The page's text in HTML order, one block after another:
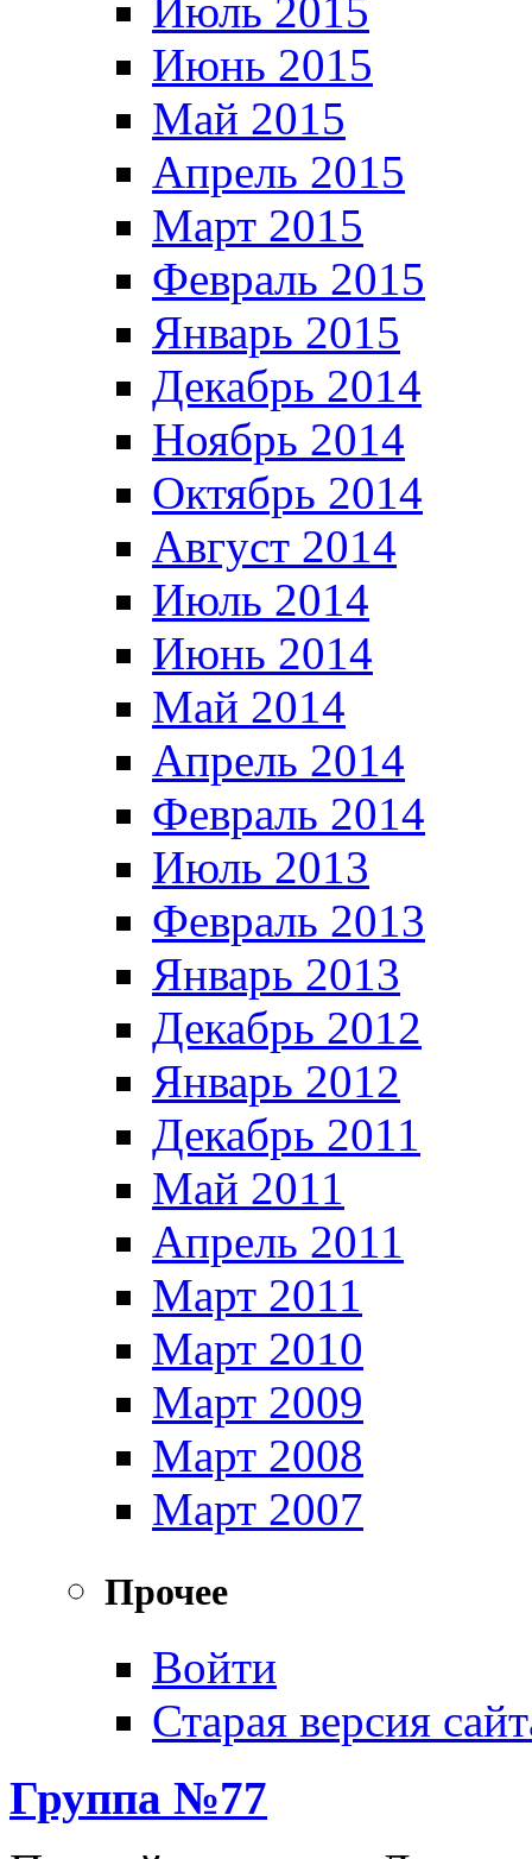
Июль 2015
Июнь 2015
Май 2015
Апрель 2015
Март 2015
Февраль 2015
Январь 2015
Декабрь 2014
Ноябрь 2014
Октябрь 2014
Август 2014
Июль 2014
Июнь 2014
Май 2014
Апрель 2014
Февраль 2014
Июль 2013
Февраль 2013
Январь 2013
Декабрь 2012
Январь 2012
Декабрь 2011
Май 2011
Апрель 2011
Март 2011
Март 2010
Март 2009
Март 2008
Март 2007
Прочее
Войти
Старая версия
Группа №77